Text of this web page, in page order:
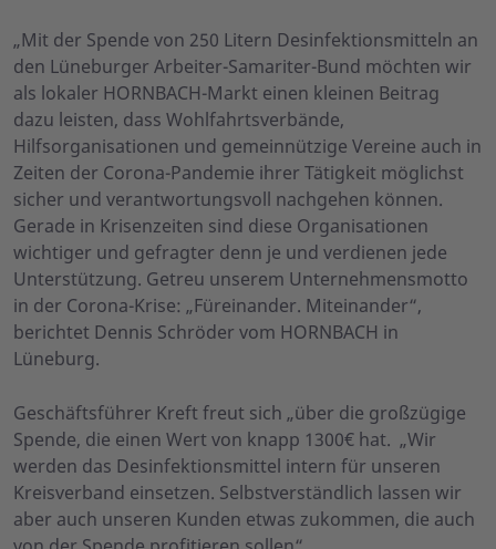
„Mit der Spende von 250 Litern Desinfektionsmitteln an
den Lüneburger Arbeiter-Samariter-Bund möchten wir
als lokaler HORNBACH-Markt einen kleinen Beitrag
dazu leisten, dass Wohlfahrtsverbände,
Hilfsorganisationen und gemeinnützige Vereine auch in
Zeiten der Corona-Pandemie ihrer Tätigkeit möglichst
sicher und verantwortungsvoll nachgehen können.
Gerade in Krisenzeiten sind diese Organisationen
wichtiger und gefragter denn je und verdienen jede
Unterstützung. Getreu unserem Unternehmensmotto
in der Corona-Krise: „Füreinander. Miteinander“,
berichtet Dennis Schröder vom HORNBACH in
Lüneburg.
Geschäftsführer Kreft freut sich „über die großzügige
Spende, die einen Wert von knapp 1300€ hat. „Wir
werden das Desinfektionsmittel intern für unseren
Kreisverband einsetzen. Selbstverständlich lassen wir
aber auch unseren Kunden etwas zukommen, die auch